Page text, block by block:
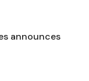
announces